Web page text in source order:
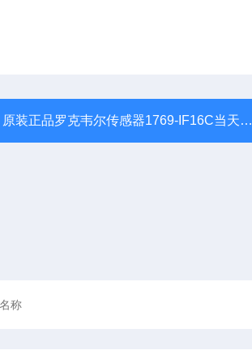
原装正品罗克韦尔传感器1769-IF16C当天付款